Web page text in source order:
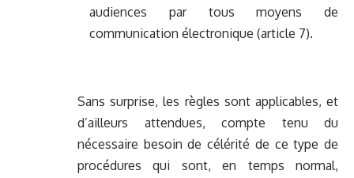
audiences par tous moyens de
communication électronique (article 7).
Sans surprise, les règles sont applicables, et
d’ailleurs attendues, compte tenu du
nécessaire besoin de célérité de ce type de
procédures qui sont, en temps normal,